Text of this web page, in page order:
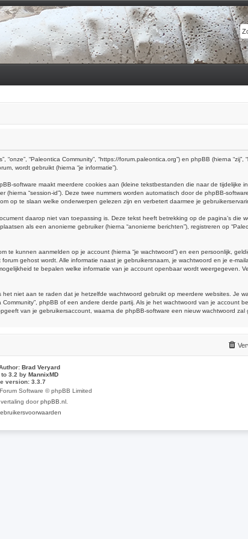
“Paleontica Community”, “https://forum.paleontica.org”) en phpBB (hierna “zij”,
wordt gebruikt (hierna “je informatie”).
software maakt meerdere cookies aan (kleine tekstbestanden die naar de tijdelijke
“session-id”). Deze twee nummers worden automatisch door de phpBB-
op te slaan welke onderwerpen gelezen zijn en verbetert daarmee je
daarop niet van toepassing is. Deze tekst heeft betrekking op de pagina’s die
als een anonieme gebruiker (hierna “anonieme berichten”), registreren op
kunnen aanmelden op je account (hierna “je wachtwoord”) en een persoonlijk,
gehost wordt. Alle informatie naast je gebruikersnaam, je wachtwoord en je e-
te bepalen welke informatie van je account openbaar wordt weergegeven.
niet aan te raden dat je hetzelfde wachtwoord gebruikt op meerdere websites. Je
phpBB of een andere derde partij. Als je het wachtwoord van je account
van je gebruikersaccount, waarna de phpBB-software een nieuw wachtwoord
Brad Veryard
to 3.2 by MannixMD
version: 3.3.7
Software © phpBB Limited
doorphpBB.nl